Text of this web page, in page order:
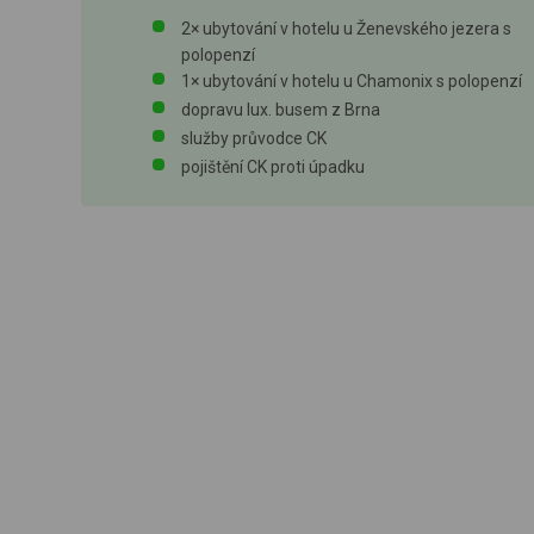
2× ubytování v hotelu u Ženevského jezera s
polopenzí
1× ubytování v hotelu u Chamonix s polopenzí
dopravu lux. busem z Brna
služby průvodce CK
pojištění CK proti úpadku